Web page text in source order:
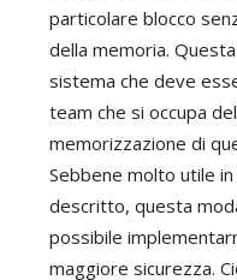
particolare blocco
della memoria.
sistema che deve
team che si occupa
memorizzazione di
Sebbene molto utile
descritto, questa
possibile
maggiore sicurezza.